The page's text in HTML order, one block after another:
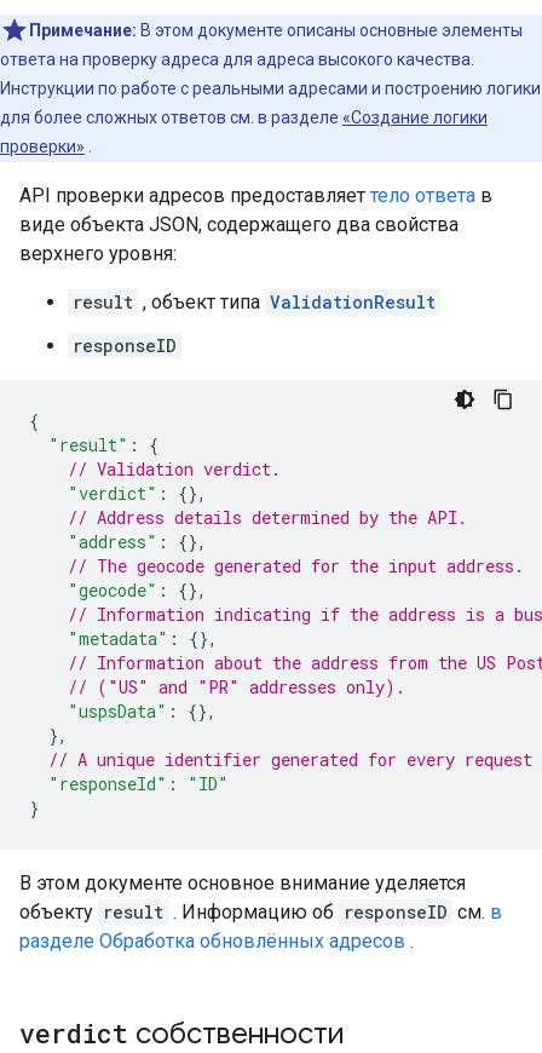
Примечание: В этом документе описаны основные элементы
ответа на проверку адреса для адреса высокого качества.
Инструкции по работе с реальными адресами и построению логики
для более сложных ответов см. в разделе «Создание логики
проверки»
API проверки адресов предоставляет тело ответа в
виде объекта JSON, содержащего два свойства
верхнего уровня:
result , объект типа ValidationResult
responseID
{
"result" :
{
// Validation verdict.
"verdict" :
{},
// Address details determined by the API.
"address" :
{},
// The geocode generated for the input address.
"geocode" :
{},
// Information indicating if the address is a
"metadata" :
{},
// Information about the address from the US
// ("US" and "PR" addresses only).
"uspsData" :
{},
},
// A unique identifier generated for every
"responseId" :
"ID"
}
В этом документе основное внимание уделяется
объекту result . Информацию об responseID см. в
разделе Обработка обновлённых адресов .
verdict собственности